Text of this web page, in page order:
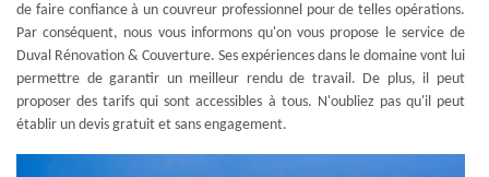
de faire confiance à un couvreur professionnel pour de telles opérations.
Par conséquent, nous vous informons qu'on vous propose le service de
Duval Rénovation & Couverture. Ses expériences dans le domaine vont lui
permettre de garantir un meilleur rendu de travail. De plus, il peut
proposer des tarifs qui sont accessibles à tous. N'oubliez pas qu'il peut
établir un devis gratuit et sans engagement.